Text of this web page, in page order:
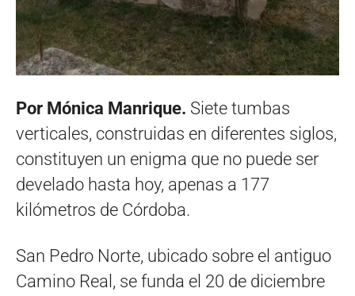
Por Mónica Manrique. Siete tumbas
verticales, construidas en diferentes siglos,
constituyen un enigma que no puede ser
develado hasta hoy, apenas a 177
kilómetros de Córdoba.
San Pedro Norte, ubicado sobre el antiguo
Camino Real, se funda el 20 de diciembre